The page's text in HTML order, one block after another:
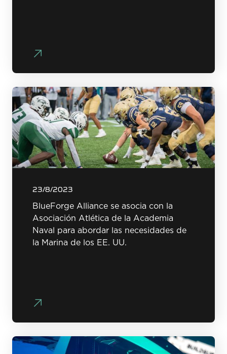
23/8/2023
BlueForge Alliance se asocia con la
Asociación Atlética de la Academia
Naval para abordar las necesidades de
la Marina de los EE. UU.